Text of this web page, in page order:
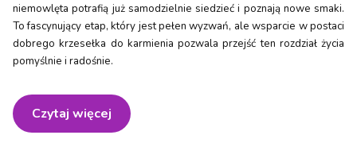
niemowlęta potrafią już samodzielnie siedzieć i poznają nowe smaki.
To fascynujący etap, który jest pełen wyzwań, ale wsparcie w postaci
dobrego krzesełka do karmienia pozwala przejść ten rozdział życia
pomyślnie i radośnie.
Czytaj więcej